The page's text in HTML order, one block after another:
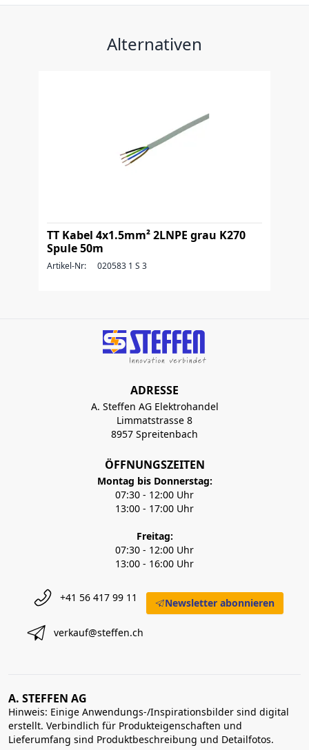
Alternativen
TT Kabel 4x1.5mm² 2LNPE grau K270
Spule 50m
Artikel-Nr: 020583 1 S 3
ADRESSE
A. Steffen AG Elektrohandel
Limmatstrasse 8
8957 Spreitenbach
ÖFFNUNGSZEITEN
Montag bis Donnerstag:
07:30 - 12:00 Uhr
13:00 - 17:00 Uhr
Freitag:
07:30 - 12:00 Uhr
13:00 - 16:00 Uhr
+41 56 417 99 11
verkauf@steffen.ch
Newsletter abonnieren
A. STEFFEN AG
Hinweis: Einige Anwendungs-/Inspirationsbilder sind digital
erstellt. Verbindlich für Produkteigenschaften und
Lieferumfang sind Produktbeschreibung und Detailfotos.